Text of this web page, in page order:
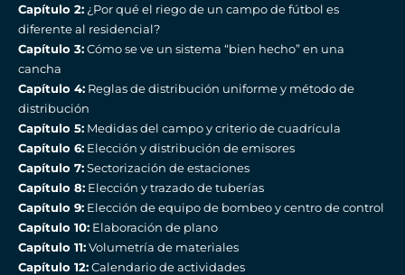
Capítulo 2: ¿Por qué el riego de un campo de fútbol es
diferente al residencial?
Capítulo 3:Cómo se ve un sistema “bien hecho” en una
cancha
Capítulo 4: Reglas de distribución uniforme y método de
distribución
Capítulo 5: Medidas del campo y criterio de cuadrícula
Capítulo 6: Elección y distribución de emisores
Capítulo 7:Sectorización de estaciones
Capítulo 8: Elección y trazado de tuberías
Capítulo 9: Elección de equipo de bombeo y centro de control
Capítulo 10: Elaboración de plano
Capítulo 11:Volumetría de materiales
Capítulo 12:Calendario de actividades